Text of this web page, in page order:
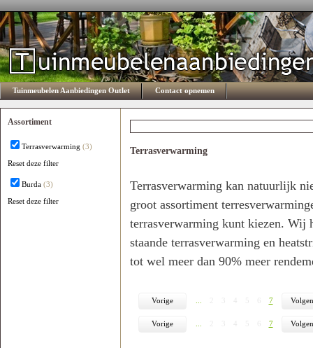
Tuinmeubelen Aanbiedingen Outlet Contact opnemen
Assortiment
Terrasverwarming (3)
Reset deze filter
Burda (3)
Reset deze filter
Terrasverwarming
Terrasverwarming kan natuurlijk
groot assortiment
terrasverwarming kunt kiezen. Wij
staande terrasverwarming en
tot wel meer dan 90% meer
Vorige 7
Vorige 7